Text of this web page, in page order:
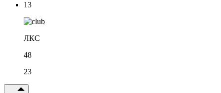
13
ЛКС
48
23